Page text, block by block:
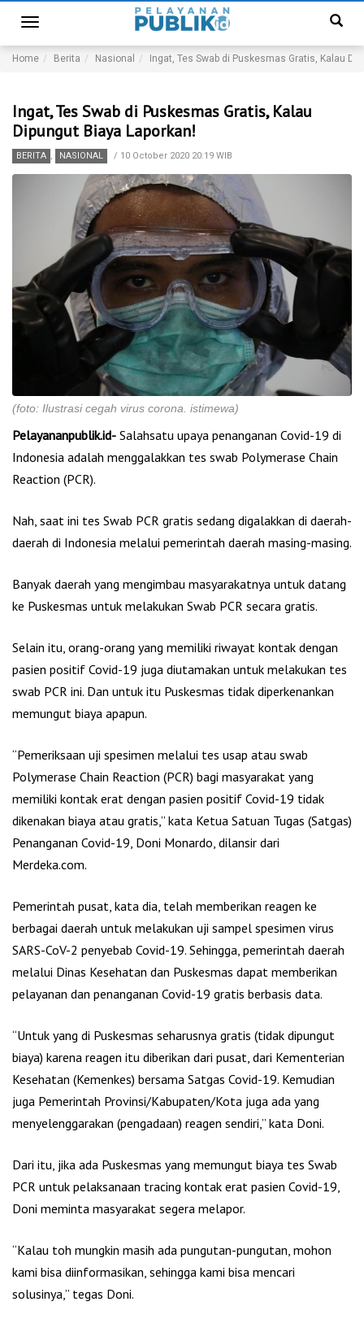
Toggle
navigation
Home Berita Nasional Ingat, Tes Swab di Puskesmas Gratis, Kalau
Ingat, Tes Swab di Puskesmas Gratis, Kalau
Dipungut Biaya Laporkan!
BERITA , NASIONAL / 10 October 2020 20:19 WIB
(foto: Ilustrasi cegah virus corona. istimewa)
Pelayananpublik.id- Salahsatu upaya penanganan Covid-19 di
Indonesia adalah menggalakkan tes swab Polymerase Chain
Reaction (PCR).
Nah, saat ini tes Swab PCR gratis sedang digalakkan di daerah-
daerah di Indonesia melalui pemerintah daerah masing-masing.
Banyak daerah yang mengimbau masyarakatnya untuk datang
ke Puskesmas untuk melakukan Swab PCR secara gratis.
Selain itu, orang-orang yang memiliki riwayat kontak dengan
pasien positif Covid-19 juga diutamakan untuk melakukan tes
swab PCR ini. Dan untuk itu Puskesmas tidak diperkenankan
memungut biaya apapun.
“Pemeriksaan uji spesimen melalui tes usap atau swab
Polymerase Chain Reaction (PCR) bagi masyarakat yang
memiliki kontak erat dengan pasien positif Covid-19 tidak
dikenakan biaya atau gratis,” kata Ketua Satuan Tugas (Satgas)
Penanganan Covid-19, Doni Monardo, dilansir dari
Merdeka.com.
Pemerintah pusat, kata dia, telah memberikan reagen ke
berbagai daerah untuk melakukan uji sampel spesimen virus
SARS-CoV-2 penyebab Covid-19. Sehingga, pemerintah daerah
melalui Dinas Kesehatan dan Puskesmas dapat memberikan
pelayanan dan penanganan Covid-19 gratis berbasis data.
“Untuk yang di Puskesmas seharusnya gratis (tidak dipungut
biaya) karena reagen itu diberikan dari pusat, dari Kementerian
Kesehatan (Kemenkes) bersama Satgas Covid-19. Kemudian
juga Pemerintah Provinsi/Kabupaten/Kota juga ada yang
menyelenggarakan (pengadaan) reagen sendiri,” kata Doni.
Dari itu, jika ada Puskesmas yang memungut biaya tes Swab
PCR untuk pelaksanaan tracing kontak erat pasien Covid-19,
Doni meminta masyarakat segera melapor.
“Kalau toh mungkin masih ada pungutan-pungutan, mohon
kami bisa diinformasikan, sehingga kami bisa mencari
solusinya,” tegas Doni.